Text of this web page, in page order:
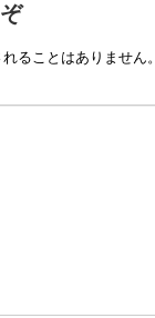
ることはありません。